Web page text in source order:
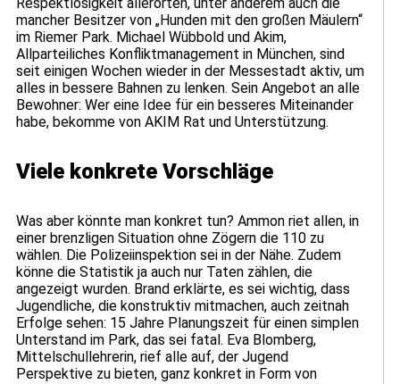
mancher Besitzer von „Hunden mit den großen Mäulern“
im Riemer Park. Michael Wübbold und Akim,
Allparteiliches Konfliktmanagement in München, sind
seit einigen Wochen wieder in der Messestadt aktiv, um
alles in bessere Bahnen zu lenken. Sein Angebot an alle
Bewohner: Wer eine Idee für ein besseres Miteinander
habe, bekomme von AKIM Rat und Unterstützung.
Viele konkrete Vorschläge
Was aber könnte man konkret tun? Ammon riet allen, in
einer brenzligen Situation ohne Zögern die 110 zu
wählen. Die Polizeiinspektion sei in der Nähe. Zudem
könne die Statistik ja auch nur Taten zählen, die
angezeigt wurden. Brand erklärte, es sei wichtig, dass
Jugendliche, die konstruktiv mitmachen, auch zeitnah
Erfolge sehen: 15 Jahre Planungszeit für einen simplen
Unterstand im Park, das sei fatal. Eva Blomberg,
Mittelschullehrerin, rief alle auf, der Jugend
Perspektive zu bieten, ganz konkret in Form von